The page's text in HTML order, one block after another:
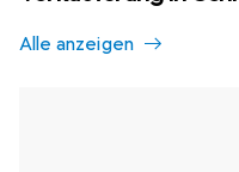
Alle anzeigen